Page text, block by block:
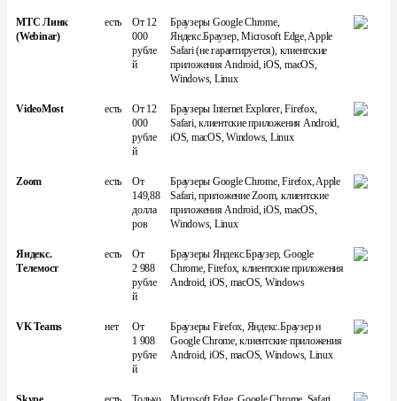
МТС Линк
(Webinar)
есть
От 12
000
рубле
й
Браузеры Google Chrome,
Яндекс.Браузер, Microsoft Edge, Apple
Safari (не гарантируется), клиентские
приложения Android, iOS, macOS,
Windows, Linux
VideoMost есть
От 12
000
рубле
й
Браузеры Internet Explorer, Firefox,
Safari, клиентские приложения Android,
iOS, macOS, Windows, Linux
Zoom есть
От
149,88
долла
ров
Браузеры Google Chrome, Firefox, Apple
Safari, приложение Zoom, клиентские
приложения Android, iOS, macOS,
Windows, Linux
Яндекс.
Телемост
есть
От
2 988
рубле
й
Браузеры Яндекс.Браузер, Google
Chrome, Firefox, клиентские приложения
Android, iOS, macOS, Windows
VK Teams нет
От
1 908
рубле
й
Браузеры Firefox, Яндекс.Браузер и
Google Chrome, клиентские приложения
Android, iOS, macOS, Windows, Linux